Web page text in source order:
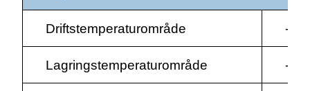
Driftstemperaturområde -30
Lagringstemperaturområde -40